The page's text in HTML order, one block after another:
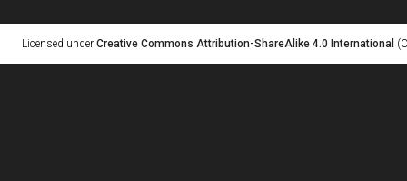
Licensed under Creative Commons Attribution-ShareAlike 4.0 International